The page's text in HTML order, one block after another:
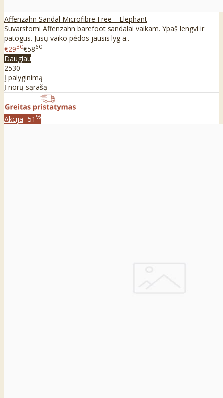
Affenzahn Sandal Microfibre Free – Elephant
Suvarstomi Affenzahn barefoot sandalai vaikam. Ypaš lengvi ir
patogūs. Jūsų vaiko pėdos jausis lyg a..
€2930€5860
Daugiau
2530
Į palyginimą
Į norų sąrašą
Akcija -51 %